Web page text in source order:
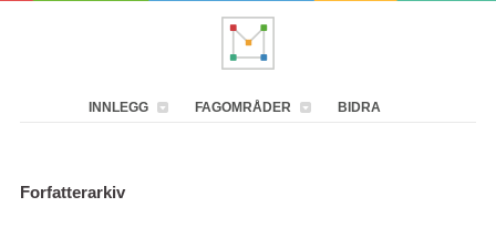
INNLEGG FAGOMRÅDER BIDRA
Forfatterarkiv